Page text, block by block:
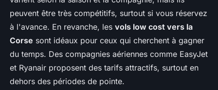
peuvent être très compétitifs, surtout si vous réservez
à l'avance. En revanche, les vols low cost vers la
Corse sont idéaux pour ceux qui cherchent à gagner
du temps. Des compagnies aériennes comme EasyJet
et Ryanair proposent des tarifs attractifs, surtout en
dehors des périodes de pointe.